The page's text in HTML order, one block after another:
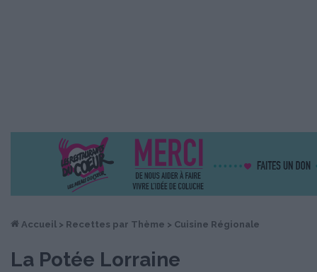
Accueil > Recettes par Thème > Cuisine Régionale
La Potée Lorraine